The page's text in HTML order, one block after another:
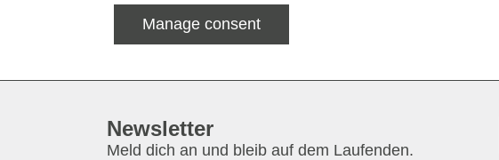
Manage consent
Newsletter
Meld dich an und bleib auf dem Laufenden.